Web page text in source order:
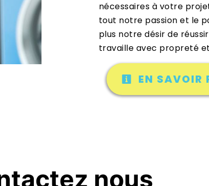
nécessaires à votre
tout notre passion et le
plus notre désir de
travaille avec propreté
EN SAVOIR
nous